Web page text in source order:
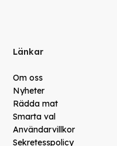
Länkar
Om oss
Nyheter
Rädda mat
Smarta val
Användarvillkor
Sekretesspolicy